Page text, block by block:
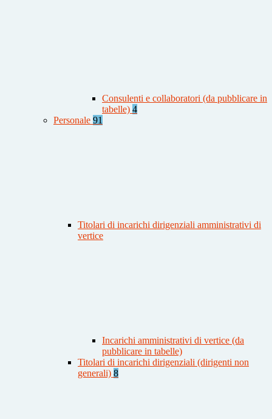
Consulenti e collaboratori (da pubblicare in
tabelle) 4
Personale 91
Titolari di incarichi dirigenziali amministrativi di
vertice
Incarichi amministrativi di vertice (da
pubblicare in tabelle)
Titolari di incarichi dirigenziali (dirigenti non
generali) 8